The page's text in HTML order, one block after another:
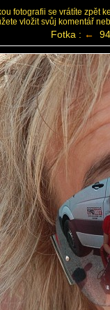
fotografii se vrátíte zpět
vložit svůj komentář
Fotka : ←